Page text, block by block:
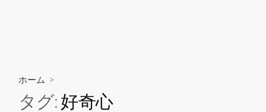
ホーム >
タグ:好奇心